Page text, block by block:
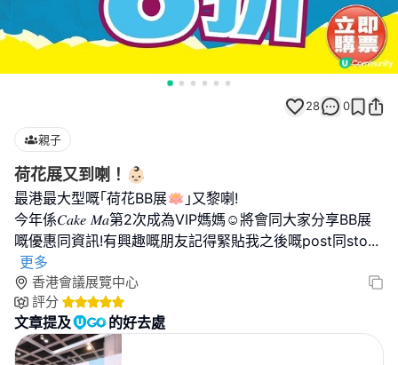
28 0
親子
荷花展又到喇！👶🏻
最港最大型嘅｢荷花BB展🪷｣又黎喇!
今年係𝐶𝑎𝑘𝑒 𝑀𝑎第2次成為VIP媽媽☺️將會同大家分享BB展
嘅優惠同資訊!有興趣嘅朋友記得緊貼我之後嘅post同sto...
更多
香港會議展覽中心
評分
文章提及 的好去處